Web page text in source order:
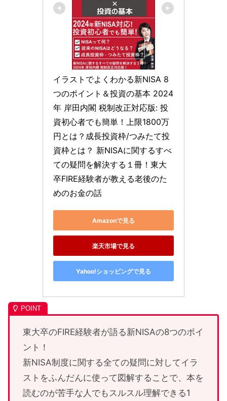
イラストでよくわかる新NISA 8
つのポイント＆投資の基本 2024
年 岸田内閣 税制改正対応版: 投
資初心者でも簡単！上限1800万
円とは？成長投資枠/つみたて投
資枠とは？ 新NISAに関するすべ
ての疑問を解決する１冊！東大
卒FIRE経験者が教える老後のた
めのお金の話
Amazonで見る
楽天市場で見る
Yahoo!ショッピングで見る
東大卒のFIRE経験者が語る新NISAの8つのポイ
ント！
新NISA制度に関する全ての疑問に対してイラ
ストをふんだんに使って図解することで、本を
読むのが苦手な人でもスルスル理解できる1